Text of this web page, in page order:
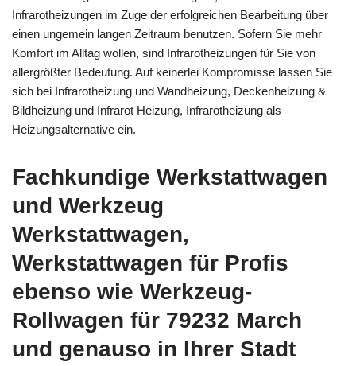
Infrarotheizungen im Zuge der erfolgreichen Bearbeitung über
einen ungemein langen Zeitraum benutzen. Sofern Sie mehr
Komfort im Alltag wollen, sind Infrarotheizungen für Sie von
allergrößter Bedeutung. Auf keinerlei Kompromisse lassen Sie
sich bei Infrarotheizung und Wandheizung, Deckenheizung &
Bildheizung und Infrarot Heizung, Infrarotheizung als
Heizungsalternative ein.
Fachkundige Werkstattwagen
und Werkzeug
Werkstattwagen,
Werkstattwagen für Profis
ebenso wie Werkzeug-
Rollwagen für 79232 March
und genauso in Ihrer Stadt